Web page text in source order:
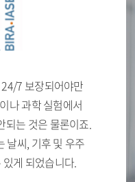
7 보장되어야만
나 과학 실험에서
되는 것은 물론이죠.
날씨, 기후 및 우주
게 되었습니다.